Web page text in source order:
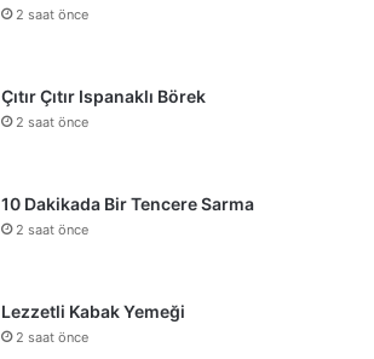
2 saat önce
Çıtır Çıtır Ispanaklı Börek
2 saat önce
10 Dakikada Bir Tencere Sarma
2 saat önce
Lezzetli Kabak Yemeği
2 saat önce